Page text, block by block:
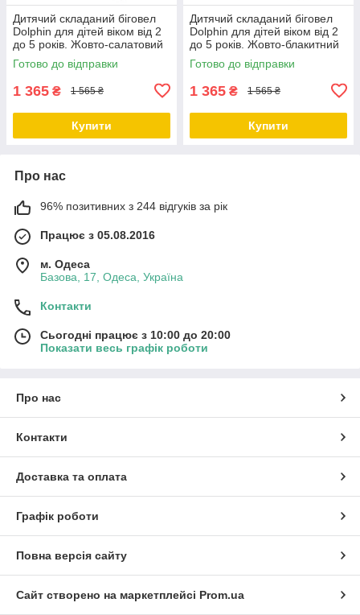
Дитячий складаний біговел
Dolphin для дітей віком від 2
до 5 років. Жовто-салатовий
Готово до відправки
1 365 ₴ 1 565 ₴
Купити
Дитячий складаний біговел
Dolphin для дітей віком від 2
до 5 років. Жовто-блакитний
Готово до відправки
1 365 ₴ 1 565 ₴
Купити
Про нас
96% позитивних з 244 відгуків за рік
Працює з 05.08.2016
м. Одеса
Базова, 17, Одеса, Україна
Контакти
Сьогодні працює з 10:00 до 20:00
Показати весь графік роботи
Про нас
Контакти
Доставка та оплата
Графік роботи
Повна версія сайту
Сайт створено на маркетплейсі Prom.ua